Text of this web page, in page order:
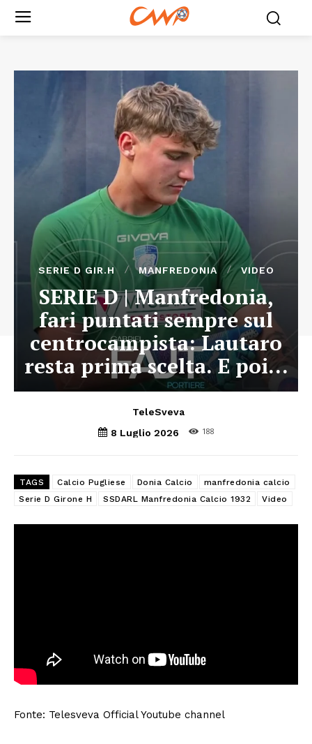
SERIE D GIR.H MANFREDONIA VIDEO
SERIE D | Manfredonia,
fari puntati sempre sul
centrocampista: Lautaro
resta prima scelta. E poi…
TeleSveva
8 Luglio 2026
188
TAGS Calcio Pugliese Donia Calcio
manfredonia calcio
Serie D Girone H
SSDARL Manfredonia Calcio 1932 Video
Fonte: Telesveva Official Youtube channel